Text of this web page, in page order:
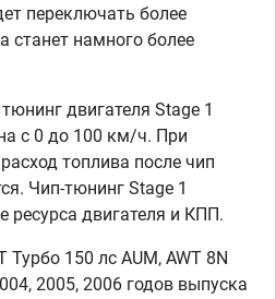
переключать более
станет намного более
двигателя Stage 1
с 0 до 100 км/ч. При
топлива после чип
Чип-тюнинг Stage 1
ресурса двигателя и КПП.
150 лс AUM, AWT 8N
2005, 2006 годов выпуска